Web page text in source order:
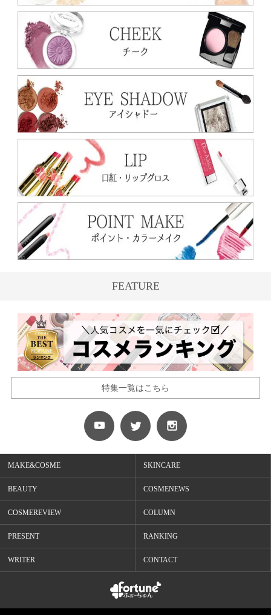
FEATURE
特集一覧はこちら
MAKE&COSME SKINCARE
BEAUTY COSMENEWS
COSMEREVIEW COLUMN
PRESENT RANKING
WRITER CONTACT